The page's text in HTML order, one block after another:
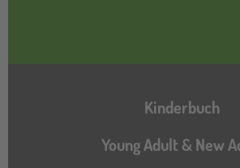
Kinderbuch
Young Adult & New